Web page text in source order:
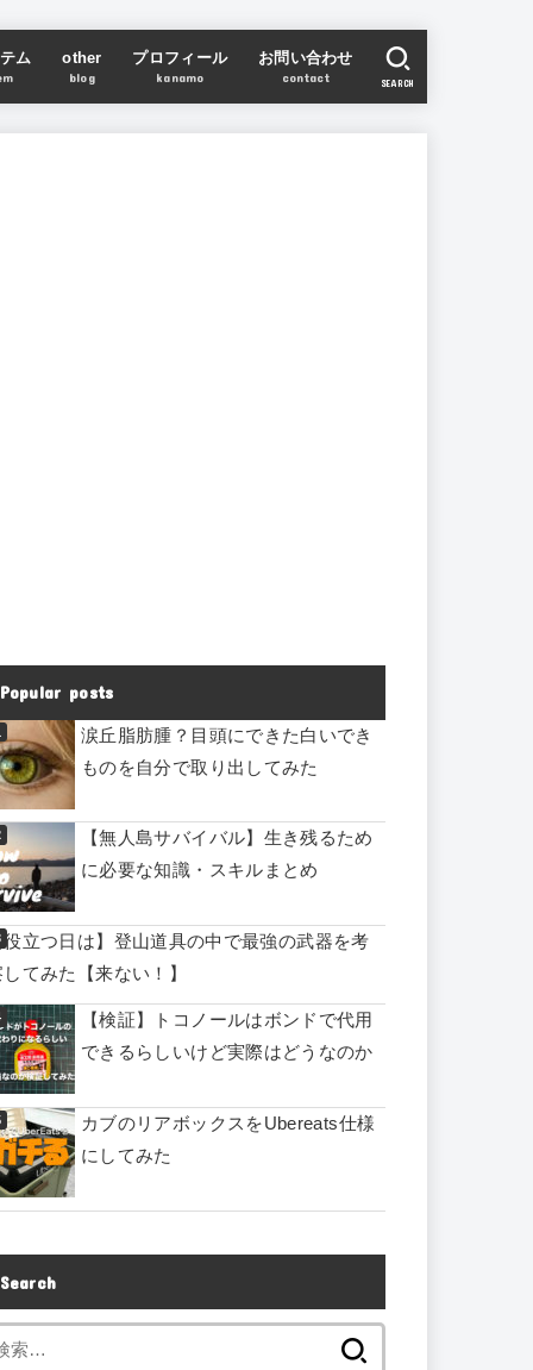
ム other
blog
プロフィール
kanamo
お問い合わせ
contact SEARCH
Popular posts
涙丘脂肪腫？目頭にできた白いでき
ものを自分で取り出してみた
【無人島サバイバル】生き残るため
に必要な知識・スキルまとめ
役立つ日は】登山道具の中で最強の武器を考
してみた【来ない！】
【検証】トコノールはボンドで代用
できるらしいけど実際はどうなのか
カブのリアボックスをUbereats仕様
にしてみた
Search